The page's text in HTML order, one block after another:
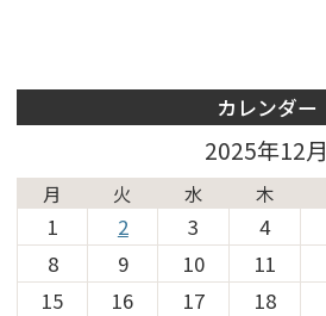
カレンダー
2025年12月
月 火 水 木
1 2 3 4
8
9 10 11
15
16 17 18